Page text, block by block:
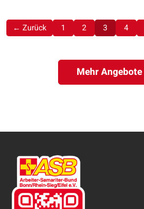
← Zurück 1 2 3(aktuell)
4
Mehr Angebote